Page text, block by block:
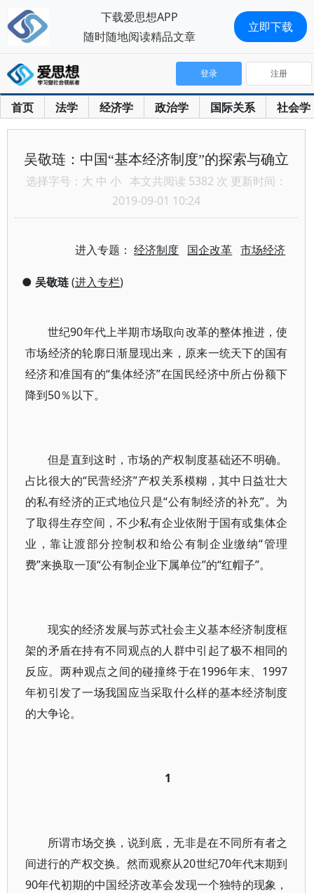
首页 法学 经济学 政治学 国际关系 社会学
登录 注册
吴敬琏：中国“基本经济制度”的探索与确立
选择字号： 大 中 小 本文共阅读 5382 次 更新时间：
2019-09-01 10:24
进入专题：经济制度 国企改革 市场经济
● 吴敬琏(进入专栏)
世纪90年代上半期市场取向改革的整体推进，使
市场经济的轮廓日渐显现出来，原来一统天下的国有
经济和准国有的“集体经济”在国民经济中所占份额下
降到50％以下。
但是直到这时，市场的产权制度基础还不明确。
占比很大的“民营经济”产权关系模糊，其中日益壮大
的私有经济的正式地位只是“公有制经济的补充”。为
了取得生存空间，不少私有企业依附于国有或集体企
业，靠让渡部分控制权和给公有制企业缴纳“管理
费”来换取一顶“公有制企业下属单位”的“红帽子”。
现实的经济发展与苏式社会主义基本经济制度框
架的矛盾在持有不同观点的人群中引起了极不相同的
反应。两种观点之间的碰撞终于在1996年末、1997
年初引发了一场我国应当采取什么样的基本经济制度
的大争论。
1
所谓市场交换，说到底，无非是在不同所有者之
间进行的产权交换。然而观察从20世纪70年代末期到
90年代初期的中国经济改革会发现一个独特的现象，
下载爱思想APP
随时随地阅读精品文章
立即下载